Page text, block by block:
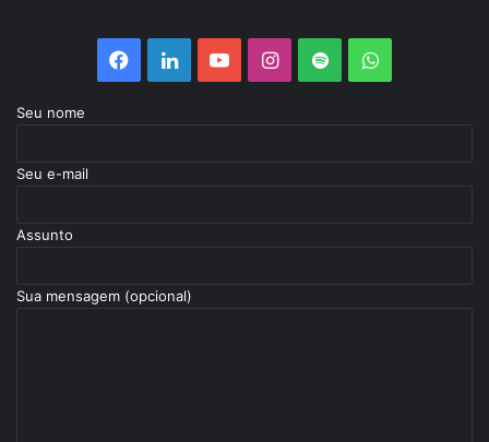
Facebook
LinkedinYouTubeInstagram
SpotifyWhatsApp
Seu nome
Seu e-mail
Assunto
Sua mensagem (opcional)